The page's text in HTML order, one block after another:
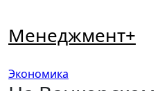
содержимому
Менеджмент+
Экономика